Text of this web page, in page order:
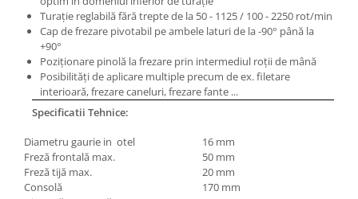
Accesorii prelucrare metal
Universale de strung si accesorii
pentru strunguri
Falci pentru 3 bacuri PS3/ PO3
Falci pentru 4 bacuri PS4/ PO4
Flanșă
Fălcile pentru 4-bacuri DK12
Mandrine independente
Mandrină cu 3 fălci din fontă
Turaţie reglabilă fără trepte de la 50 - 1125 / 100 - 2250 rot/min
Cap de frezare pivotabil pe ambele laturi de la -90° până la
+90°
Poziţionare pinolă la frezare prin intermediul roţii de mână
Posibilităţi de aplicare multiple precum de ex. filetare
interioară, frezare caneluri, frezare fante ...
Specificatii Tehnice:
Diametru gaurie in otel
16 mm
Freză frontală max.
50 mm
Freză tijă max.
20 mm
Consolă
170 mm